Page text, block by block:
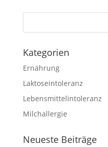
Kategorien
Ernährung
Laktoseintoleranz
Lebensmittelintoleranz
Milchallergie
Neueste Beiträge